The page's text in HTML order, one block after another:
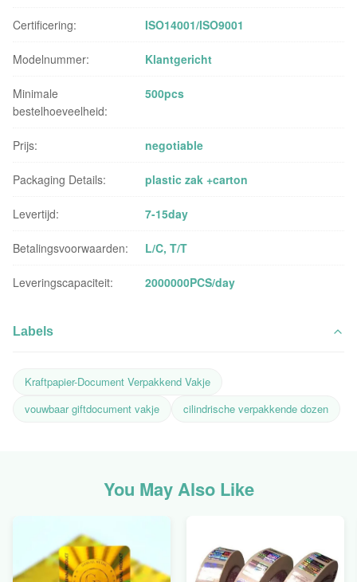
Certificering: ISO14001/ISO9001
Modelnummer: Klantgericht
Minimale
bestelhoeveelheid:
500pcs
Prijs: negotiable
Packaging Details: plastic zak +carton
Levertijd: 7-15day
Betalingsvoorwaarden: L/C, T/T
Leveringscapaciteit: 2000000PCS/day
Labels
Kraftpapier-Document Verpakkend Vakje
vouwbaar giftdocument vakje
cilindrische verpakkende dozen
You May Also Like